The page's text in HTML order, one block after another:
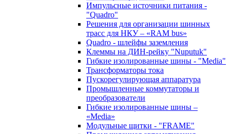
Импульсные источники питания -
"Quadro"
Решения для организации шинных
трасс для НКУ – «RAM bus»
Quadro - шлейфы заземления
Клеммы на ДИН-рейку "Nuputuk"
Гибкие изолированные шины - "Media"
Трансформаторы тока
Пускорегулирующая аппаратура
Промышленные коммутаторы и
преобразователи
Гибкие изолированные шины –
«Media»
Модульные щитки - "FRAME"